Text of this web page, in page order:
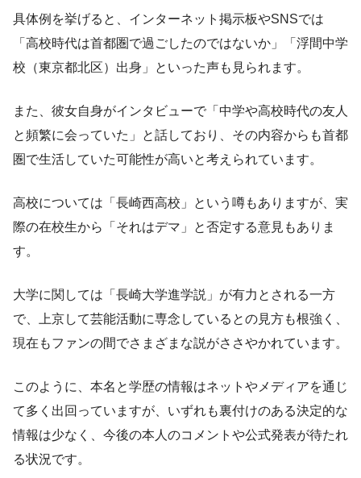
具体例を挙げると、インターネット掲示板やSNSでは
「高校時代は首都圏で過ごしたのではないか」「浮間中学
校（東京都北区）出身」といった声も見られます。
また、彼女自身がインタビューで「中学や高校時代の友人
と頻繁に会っていた」と話しており、その内容からも首都
圏で生活していた可能性が高いと考えられています。
高校については「長崎西高校」という噂もありますが、実
際の在校生から「それはデマ」と否定する意見もありま
す。
大学に関しては「長崎大学進学説」が有力とされる一方
で、上京して芸能活動に専念しているとの見方も根強く、
現在もファンの間でさまざまな説がささやかれています。
このように、本名と学歴の情報はネットやメディアを通じ
て多く出回っていますが、いずれも裏付けのある決定的な
情報は少なく、今後の本人のコメントや公式発表が待たれ
る状況です。